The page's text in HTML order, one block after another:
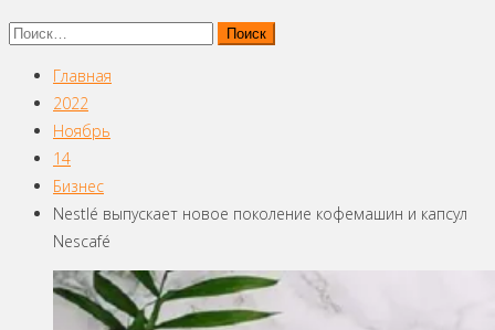
Найти:
Главная
2022
Ноябрь
14
Бизнес
Nestlé выпускает новое поколение кофемашин и капсул
Nescafé